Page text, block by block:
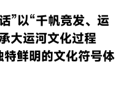
”以“千帆竞发、运
大运河文化过程
鲜明的文化符号体